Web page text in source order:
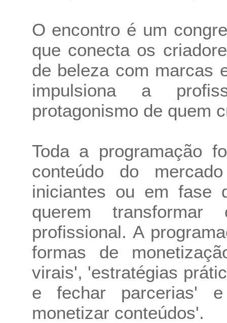
O encontro é um
que conecta os
de beleza com marcas
impulsiona a
protagonismo de quem
Toda a programação
conteúdo do
iniciantes ou em fase
querem transformar
profissional. A
formas de
virais', 'estratégias
e fechar parcerias'
monetizar conteúdos'.